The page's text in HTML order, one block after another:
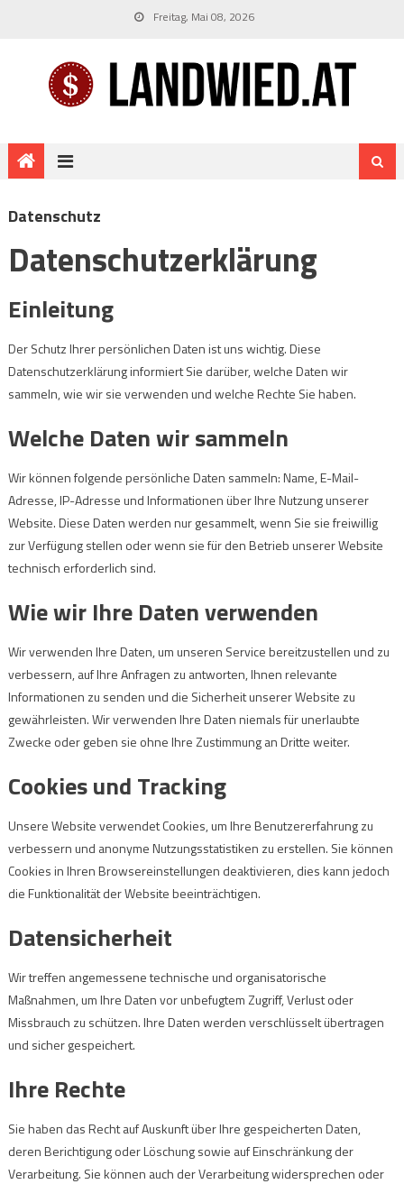
Freitag, Mai 08, 2026
Datenschutz
Datenschutzerklärung
Einleitung
Der Schutz Ihrer persönlichen Daten ist uns wichtig. Diese
Datenschutzerklärung informiert Sie darüber, welche Daten wir
sammeln, wie wir sie verwenden und welche Rechte Sie haben.
Welche Daten wir sammeln
Wir können folgende persönliche Daten sammeln: Name, E-Mail-
Adresse, IP-Adresse und Informationen über Ihre Nutzung unserer
Website. Diese Daten werden nur gesammelt, wenn Sie sie freiwillig
zur Verfügung stellen oder wenn sie für den Betrieb unserer Website
technisch erforderlich sind.
Wie wir Ihre Daten verwenden
Wir verwenden Ihre Daten, um unseren Service bereitzustellen und zu
verbessern, auf Ihre Anfragen zu antworten, Ihnen relevante
Informationen zu senden und die Sicherheit unserer Website zu
gewährleisten. Wir verwenden Ihre Daten niemals für unerlaubte
Zwecke oder geben sie ohne Ihre Zustimmung an Dritte weiter.
Cookies und Tracking
Unsere Website verwendet Cookies, um Ihre Benutzererfahrung zu
verbessern und anonyme Nutzungsstatistiken zu erstellen. Sie können
Cookies in Ihren Browsereinstellungen deaktivieren, dies kann jedoch
die Funktionalität der Website beeinträchtigen.
Datensicherheit
Wir treffen angemessene technische und organisatorische
Maßnahmen, um Ihre Daten vor unbefugtem Zugriff, Verlust oder
Missbrauch zu schützen. Ihre Daten werden verschlüsselt übertragen
und sicher gespeichert.
Ihre Rechte
Sie haben das Recht auf Auskunft über Ihre gespeicherten Daten,
deren Berichtigung oder Löschung sowie auf Einschränkung der
Verarbeitung. Sie können auch der Verarbeitung widersprechen oder